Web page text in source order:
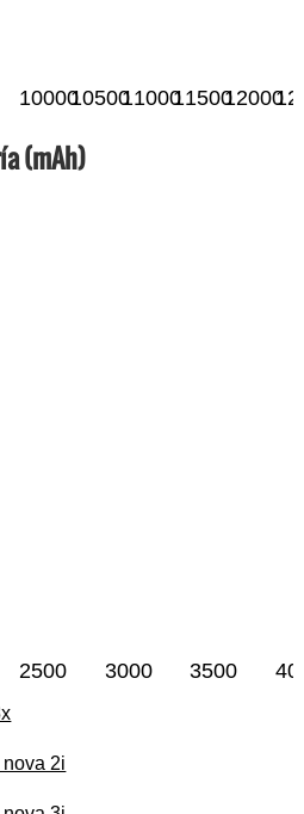
1000010500110001150012000
(mAh)
2500 3000 3500
2i